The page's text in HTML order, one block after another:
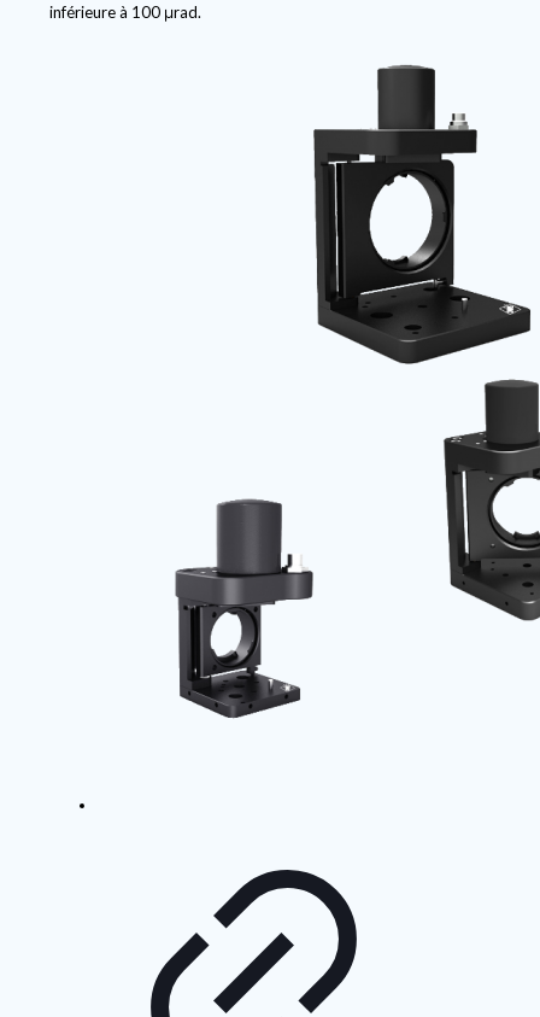
inférieure à 100 μrad.